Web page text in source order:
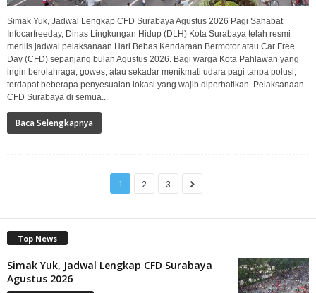
Simak Yuk, Jadwal Lengkap CFD Surabaya Agustus 2026 Pagi Sahabat
Infocarfreeday, Dinas Lingkungan Hidup (DLH) Kota Surabaya telah resmi
merilis jadwal pelaksanaan Hari Bebas Kendaraan Bermotor atau Car Free
Day (CFD) sepanjang bulan Agustus 2026. Bagi warga Kota Pahlawan yang
ingin berolahraga, gowes, atau sekadar menikmati udara pagi tanpa polusi,
terdapat beberapa penyesuaian lokasi yang wajib diperhatikan. Pelaksanaan
CFD Surabaya di semua...
Baca Selengkapnya
1 2 3
Top News
Simak Yuk, Jadwal Lengkap CFD Surabaya
Agustus 2026